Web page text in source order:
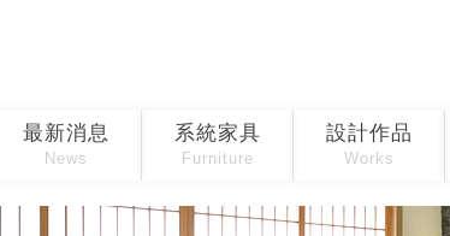
最新消息
News
系統家具
Furniture
設計作品
Works